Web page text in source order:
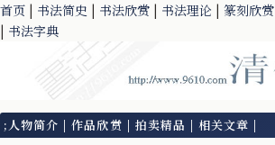
首页 | 书法简史 | 书法欣赏 | 书法理论 | 篆刻欣赏
| 书法字典
;人物简介 |作品欣赏 | 拍卖精品 | 相关文章 |